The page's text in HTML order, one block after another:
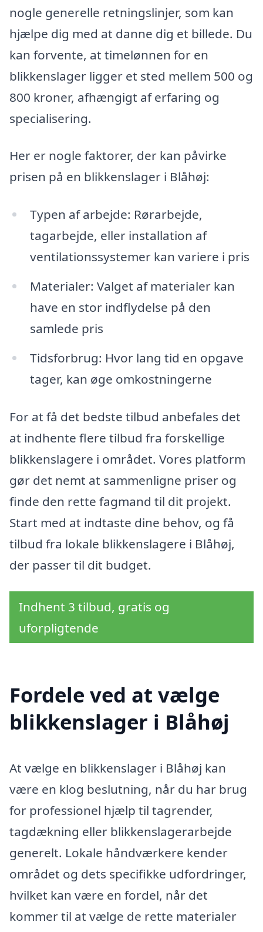
nogle generelle retningslinjer, som kan
hjælpe dig med at danne dig et billede. Du
kan forvente, at timelønnen for en
blikkenslager ligger et sted mellem 500 og
800 kroner, afhængigt af erfaring og
specialisering.
Her er nogle faktorer, der kan påvirke
prisen på en blikkenslager i Blåhøj:
Typen af arbejde: Rørarbejde,
tagarbejde, eller installation af
ventilationssystemer kan variere i pris
Materialer: Valget af materialer kan
have en stor indflydelse på den
samlede pris
Tidsforbrug: Hvor lang tid en opgave
tager, kan øge omkostningerne
For at få det bedste tilbud anbefales det
at indhente flere tilbud fra forskellige
blikkenslagere i området. Vores platform
gør det nemt at sammenligne priser og
finde den rette fagmand til dit projekt.
Start med at indtaste dine behov, og få
tilbud fra lokale blikkenslagere i Blåhøj,
der passer til dit budget.
Indhent 3 tilbud, gratis og
uforpligtende
Fordele ved at vælge
blikkenslager i Blåhøj
At vælge en blikkenslager i Blåhøj kan
være en klog beslutning, når du har brug
for professionel hjælp til tagrender,
tagdækning eller blikkenslagerarbejde
generelt. Lokale håndværkere kender
området og dets specifikke udfordringer,
hvilket kan være en fordel, når det
kommer til at vælge de rette materialer